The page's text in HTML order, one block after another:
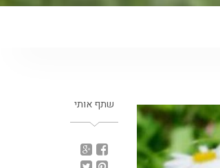
שתף אותי